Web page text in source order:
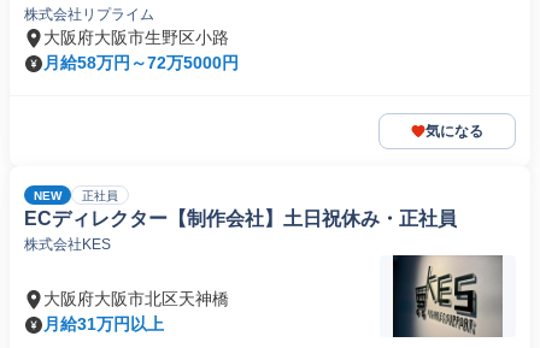
株式会社リプライム
大阪府大阪市生野区小路
月給58万円～72万5000円
気になる
NEW 正社員
ECディレクター【制作会社】土日祝休み・正社員
株式会社KES
大阪府大阪市北区天神橋
月給31万円以上